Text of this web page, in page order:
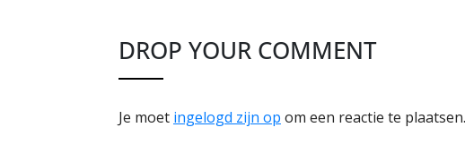
DROP YOUR COMMENT
Je moet ingelogd zijn op om een reactie te plaatsen.